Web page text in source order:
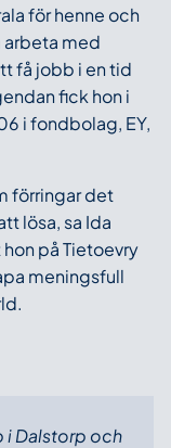
för henne och
med
få jobb i en tid
fick hon i
i fondbolag, EY,
förringar det
lösa, sa Ida
på Tietoevry
meningsfull
i Dalstorp och